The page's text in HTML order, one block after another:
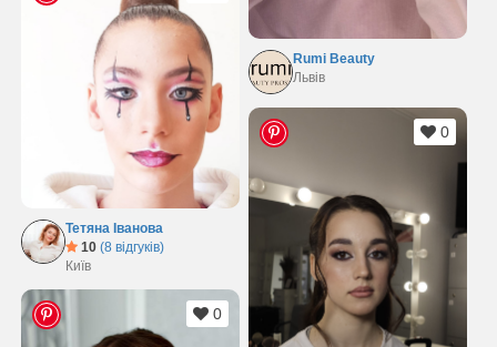
Rumi Beauty
Львів
Тетяна Іванова
10 (8 відгуків)
Київ
0
0